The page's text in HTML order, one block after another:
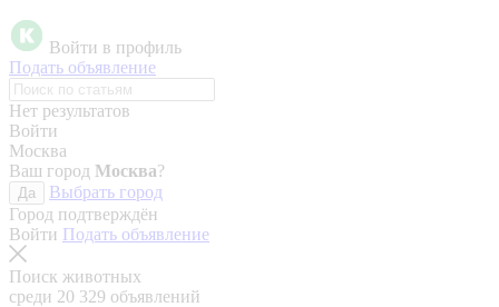
Войти в профиль
Подать объявление
Нет результатов
Войти
Москва
Ваш город Москва?
Да
Выбрать город
Город подтверждён
Войти Подать объявление
Поиск животных
среди 20 329 объявлений